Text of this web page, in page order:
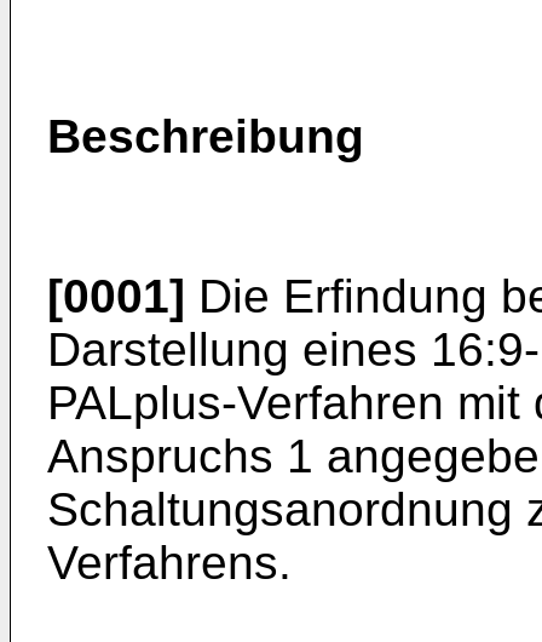
Beschreibung
[0001] Die Erfindung
Darstellung eines
PALplus-Verfahren
Anspruchs 1
Schaltungsanordnung
Verfahrens.